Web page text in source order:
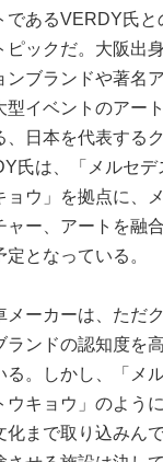
であるVERDY氏と
ピックだ。大阪出
ンブランドや著名
型イベントのアー
、日本を代表する
氏は、「メルセデ
ョウ」を拠点に、
ャー、アートを融
となっている。
メーカーは、ただ
ランドの認知度を
。しかし、「メ
ウキョウ」のよう
化まで取り込みん